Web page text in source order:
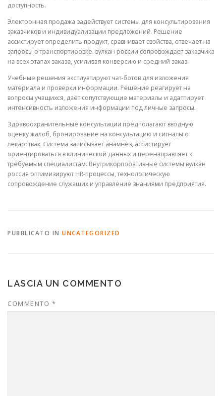
доступность.
Электронная продажа задействует системы для консультирования
заказчиков и индивидуализации предложений. Решение
ассистирует определить продукт, сравнивает свойства, отвечает на
запросы о транспортировке. вулкан россии сопровождает заказчика
на всех этапах заказа, усиливая конверсию и средний заказ.
Учебные решения эксплуатируют чат-ботов для изложения
материала и проверки информации. Решение реагирует на
вопросы учащихся, даёт сопутствующие материалы и адаптирует
интенсивность изложения информации под личные запросы.
Здравоохранительные консультации предполагают вводную
оценку жалоб, бронирование на консультацию и сигналы о
лекарствах. Система записывает анамнез, ассистирует
ориентироваться в клинической данных и перенаправляет к
требуемым специалистам. Внутрикорпоративные системы вулкан
россия оптимизируют HR-процессы, технологическую
сопровождение служащих и управление знаниями предприятия.
PUBBLICATO IN UNCATEGORIZED
LASCIA UN COMMENTO
COMMENTO *